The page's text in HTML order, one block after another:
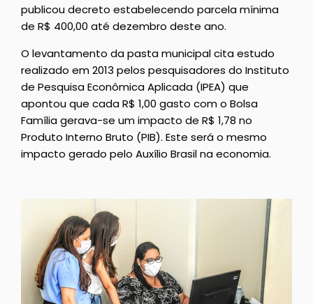
publicou decreto estabelecendo parcela mínima
de R$ 400,00 até dezembro deste ano.
O levantamento da pasta municipal cita estudo
realizado em 2013 pelos pesquisadores do Instituto
de Pesquisa Econômica Aplicada (IPEA) que
apontou que cada R$ 1,00 gasto com o Bolsa
Família gerava-se um impacto de R$ 1,78 no
Produto Interno Bruto (PIB). Este será o mesmo
impacto gerado pelo Auxílio Brasil na economia.